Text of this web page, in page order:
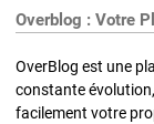
Overblog : Votre
OverBlog est une
constante
facilement votre